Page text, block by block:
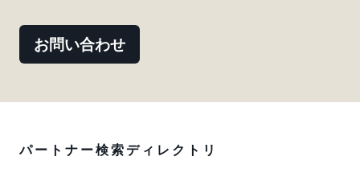
お問い合わせ
パートナー検索ディレクトリ